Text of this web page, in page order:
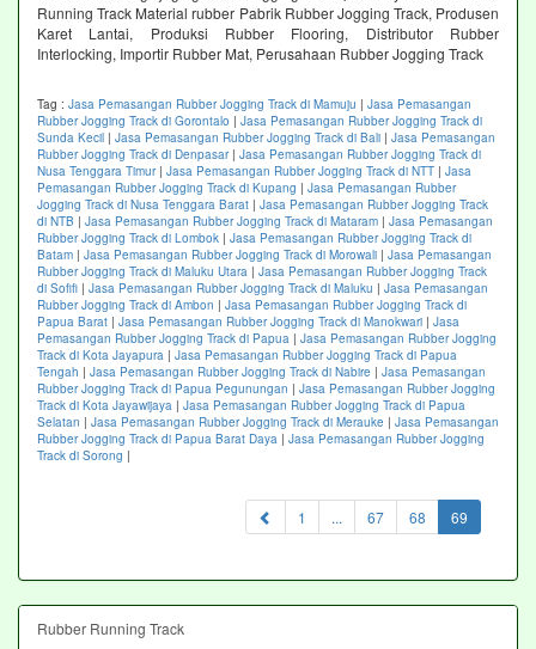
Running Track Material rubber Pabrik Rubber Jogging Track, Produsen
Karet Lantai, Produksi Rubber Flooring, Distributor Rubber
Interlocking, Importir Rubber Mat, Perusahaan Rubber Jogging Track
Tag : Jasa Pemasangan Rubber Jogging Track di Mamuju | Jasa Pemasangan
Rubber Jogging Track di Gorontalo | Jasa Pemasangan Rubber Jogging Track di
Sunda Kecil | Jasa Pemasangan Rubber Jogging Track di Bali | Jasa Pemasangan
Rubber Jogging Track di Denpasar| Jasa Pemasangan Rubber Jogging Track di
Nusa Tenggara Timur| Jasa Pemasangan Rubber Jogging Track di NTT | Jasa
Pemasangan Rubber Jogging Track di Kupang | Jasa Pemasangan Rubber
Jogging Track di Nusa Tenggara Barat | Jasa Pemasangan Rubber Jogging Track
di NTB | Jasa Pemasangan Rubber Jogging Track di Mataram | Jasa Pemasangan
Rubber Jogging Track di Lombok | Jasa Pemasangan Rubber Jogging Track di
Batam | Jasa Pemasangan Rubber Jogging Track di Morowali | Jasa Pemasangan
Rubber Jogging Track di Maluku Utara | Jasa Pemasangan Rubber Jogging Track
di Sofifi | Jasa Pemasangan Rubber Jogging Track di Maluku | Jasa Pemasangan
Rubber Jogging Track di Ambon | Jasa Pemasangan Rubber Jogging Track di
Papua Barat | Jasa Pemasangan Rubber Jogging Track di Manokwari | Jasa
Pemasangan Rubber Jogging Track di Papua | Jasa Pemasangan Rubber Jogging
Track di Kota Jayapura | Jasa Pemasangan Rubber Jogging Track di Papua
Tengah | Jasa Pemasangan Rubber Jogging Track di Nabire | Jasa Pemasangan
Rubber Jogging Track di Papua Pegunungan | Jasa Pemasangan Rubber Jogging
Track di Kota Jayawijaya | Jasa Pemasangan Rubber Jogging Track di Papua
Selatan | Jasa Pemasangan Rubber Jogging Track di Merauke | Jasa Pemasangan
Rubber Jogging Track di Papua Barat Daya | Jasa Pemasangan Rubber Jogging
Track di Sorong |
1 ... 67 68 69
Rubber Running Track